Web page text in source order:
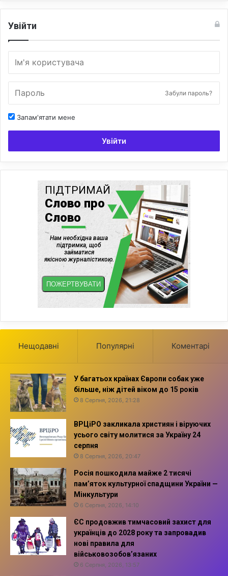
Увійти
Забули пароль?
Запам'ятати мене
Увійти
Нещодавні Популярні Коментарі
У багатьох країнах Європи собак уже
більше, ніж дітей віком до 15 років
8 Серпня, 2026, 21:28
ВРЦіРО закликала християн і віруючих
усього світу молитися за Україну 24
серпня
8 Серпня, 2026, 20:47
Росія пошкодила майже 2 тисячі
пам’яток культурної спадщини України —
Мінкультури
6 Серпня, 2026, 14:10
ЄС продовжив тимчасовий захист для
українців до 2028 року та запровадив
нові правила для
військовозобов’язаних
6 Серпня, 2026, 13:57